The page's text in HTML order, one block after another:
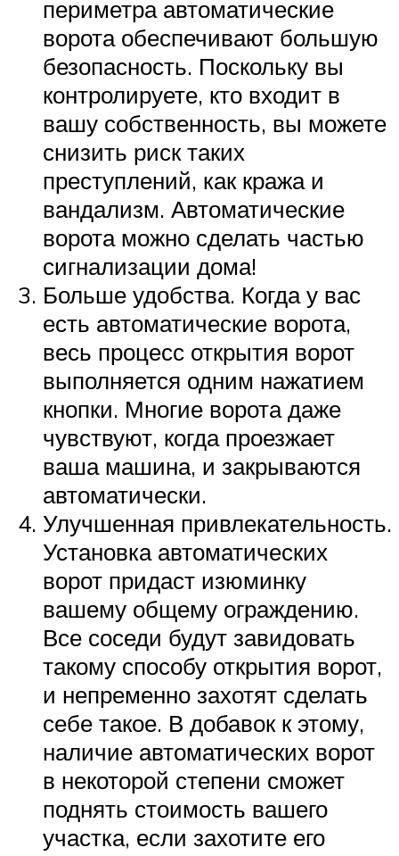
периметра автоматические
ворота обеспечивают большую
безопасность. Поскольку вы
контролируете, кто входит в
вашу собственность, вы можете
снизить риск таких
преступлений, как кража и
вандализм. Автоматические
ворота можно сделать частью
сигнализации дома!
Больше удобства. Когда у вас
есть автоматические ворота,
весь процесс открытия ворот
выполняется одним нажатием
кнопки. Многие ворота даже
чувствуют, когда проезжает
ваша машина, и закрываются
автоматически.
Улучшенная привлекательность.
Установка автоматических
ворот придаст изюминку
вашему общему ограждению.
Все соседи будут завидовать
такому способу открытия ворот,
и непременно захотят сделать
себе такое. В добавок к этому,
наличие автоматических ворот
в некоторой степени сможет
поднять стоимость вашего
участка, если захотите его